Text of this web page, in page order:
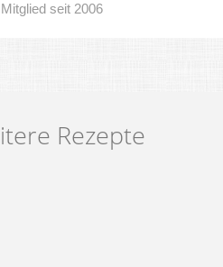
Mitglied seit 2006
Rezepte